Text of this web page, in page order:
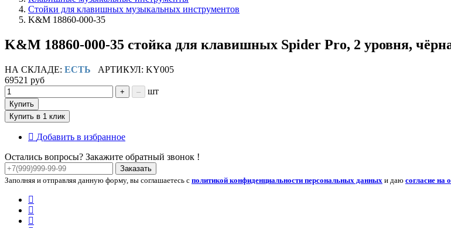
Стойки для клавишных музыкальных инструментов
K&M 18860-000-35
K&M 18860-000-35 стойка для клавишных Spider Pro, 2 уровня,
НА СКЛАДЕ: ЕСТЬ АРТИКУЛ: KY005
69521 руб
+ – шт
Купить
Купить в 1 клик
Добавить в избранное
Остались вопросы? Закажите обратный звонок !
Заказать
Заполняя и отправляя данную форму, вы соглашаетесь с политикой конфиденциальности персональных данных и даю согласие на